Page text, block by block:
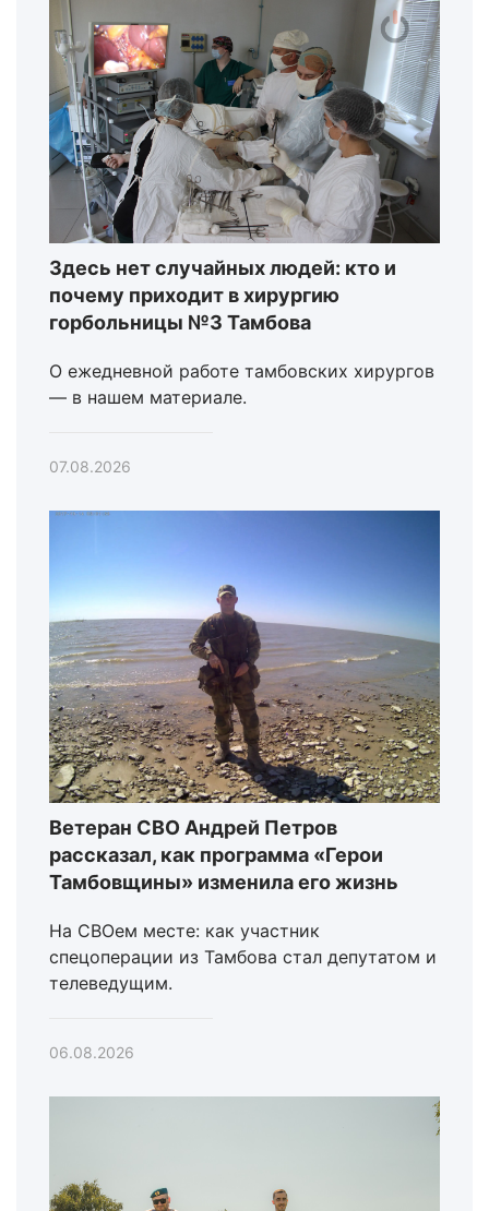
Здесь нет случайных людей: кто и
почему приходит в хирургию
горбольницы №3 Тамбова
О ежедневной работе тамбовских хирургов
— в нашем материале.
07.08.2026
Ветеран СВО Андрей Петров
рассказал, как программа «Герои
Тамбовщины» изменила его жизнь
На СВОем месте: как участник
спецоперации из Тамбова стал депутатом и
телеведущим.
06.08.2026